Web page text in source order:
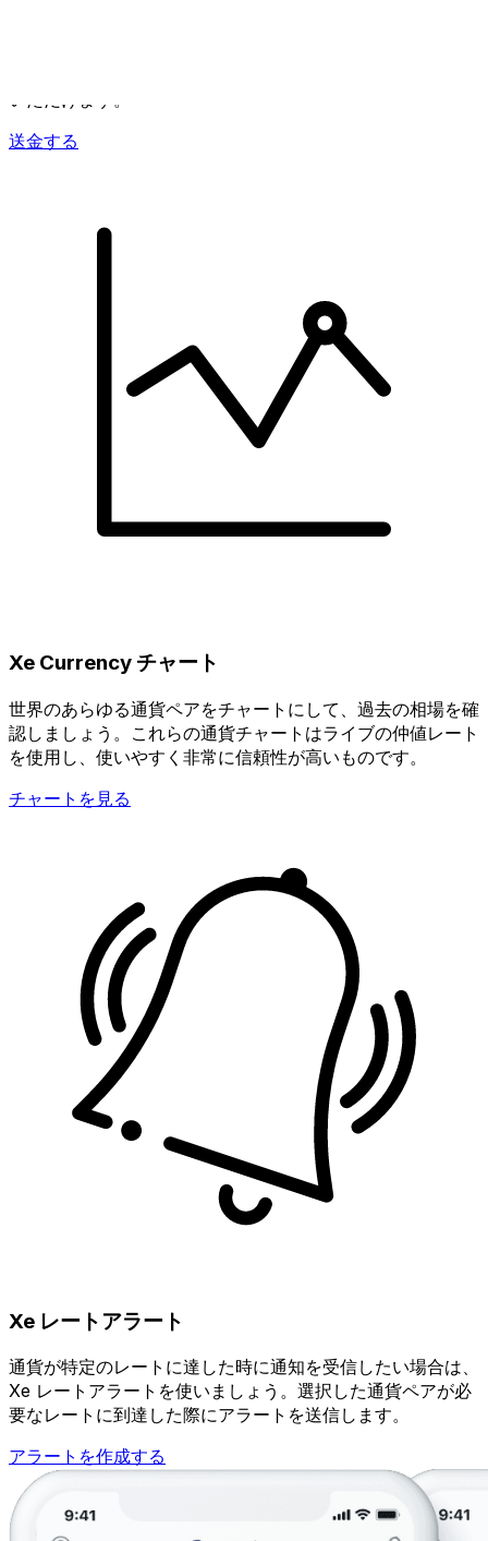
送金する
Xe Currency チャート
世界のあらゆる通貨ペアをチャートにして、過去の相場を確
認しましょう。これらの通貨チャートはライブの仲値レート
を使用し、使いやすく非常に信頼性が高いものです。
チャートを見る
Xe レートアラート
通貨が特定のレートに達した時に通知を受信したい場合は、
Xe レートアラートを使いましょう。選択した通貨ペアが必
要なレートに到達した際にアラートを送信します。
アラートを作成する